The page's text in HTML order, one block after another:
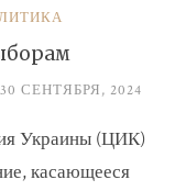
30 СЕНТЯБРЯ, 2024
Украины (ЦИК)
касающееся